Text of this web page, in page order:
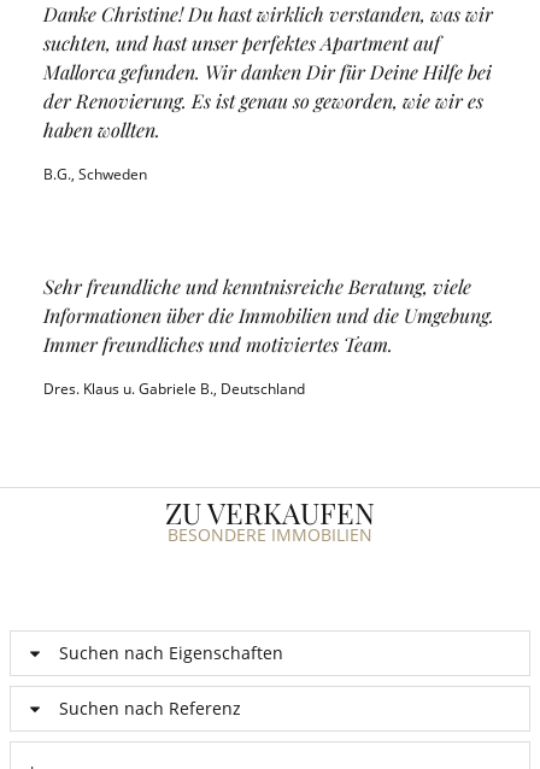
Danke Christine! Du hast wirklich verstanden, was wir
suchten, und hast unser perfektes Apartment auf
Mallorca gefunden. Wir danken Dir für Deine Hilfe bei
der Renovierung. Es ist genau so geworden, wie wir es
haben wollten.
B.G., Schweden
Sehr freundliche und kenntnisreiche Beratung, viele
Informationen über die Immobilien und die Umgebung.
Immer freundliches und motiviertes Team.
Dres. Klaus u. Gabriele B., Deutschland
ZU VERKAUFEN
BESONDERE IMMOBILIEN
Suchen nach Eigenschaften
Suchen nach Referenz